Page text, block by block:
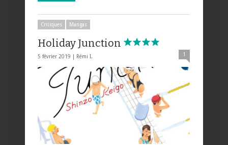
Critiques Mangas
Holiday Junction
5 février 2019 | Rémi I. 1